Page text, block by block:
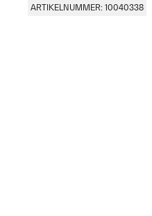
ARTIKELNUMMER: 10040338